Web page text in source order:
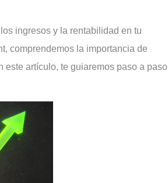
comprendemos la importancia de
este artículo, te guiaremos paso a paso